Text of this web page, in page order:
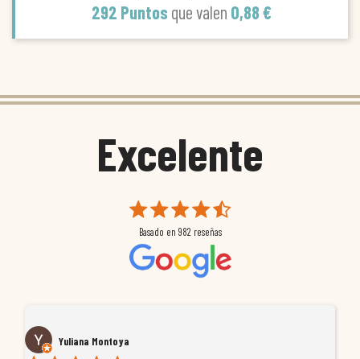
292 Puntos que valen 0,88 €
Excelente
Basado en 982 reseñas
Yuliana Montoya